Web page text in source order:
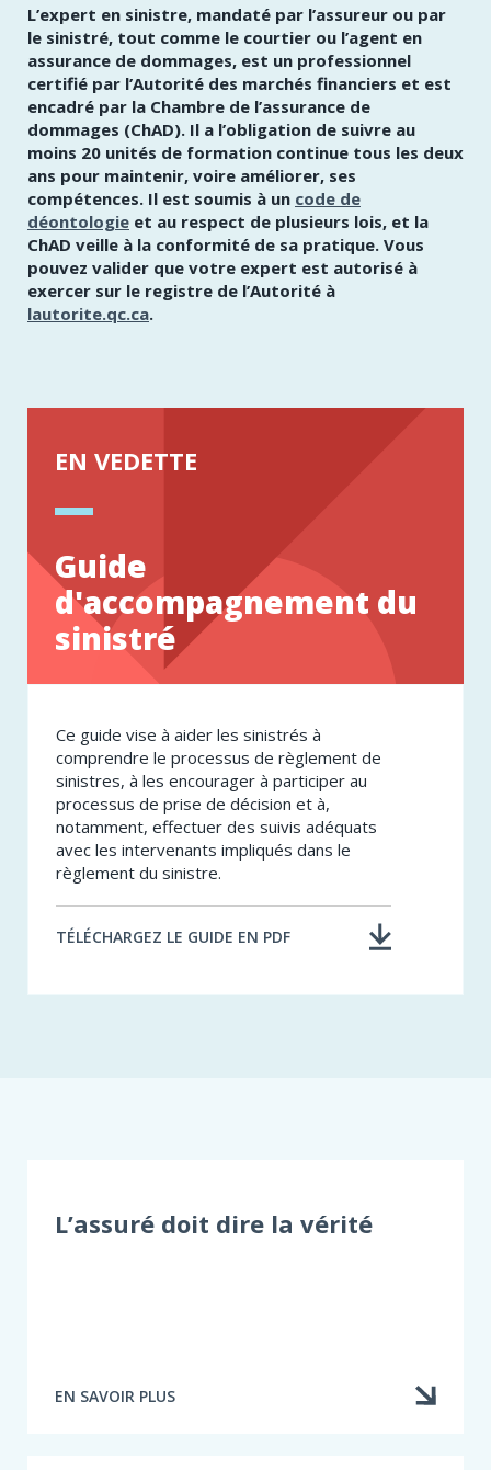
L’expert en sinistre, mandaté par l’assureur ou par
le sinistré, tout comme le courtier ou l’agent en
assurance de dommages, est un professionnel
certifié par l’Autorité des marchés financiers et est
encadré par la Chambre de l’assurance de
dommages (ChAD). Il a l’obligation de suivre au
moins 20 unités de formation continue tous les deux
ans pour maintenir, voire améliorer, ses
compétences. Il est soumis à un code de
déontologie et au respect de plusieurs lois, et la
ChAD veille à la conformité de sa pratique. Vous
pouvez valider que votre expert est autorisé à
exercer sur le registre de l’Autorité à
lautorite.qc.ca.
EN VEDETTE
Guide
d'accompagnement du
sinistré
Ce guide vise à aider les sinistrés à
comprendre le processus de règlement de
sinistres, à les encourager à participer au
processus de prise de décision et à,
notamment, effectuer des suivis adéquats
avec les intervenants impliqués dans le
règlement du sinistre.
TÉLÉCHARGEZ LE GUIDE EN PDF
L’assuré doit dire la vérité
EN SAVOIR PLUS
À